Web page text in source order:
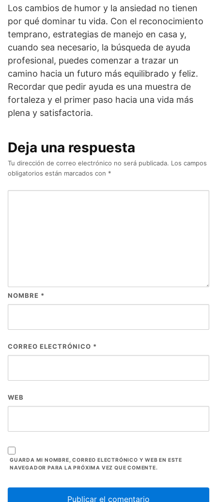
Los cambios de humor y la ansiedad no tienen
por qué dominar tu vida. Con el reconocimiento
temprano, estrategias de manejo en casa y,
cuando sea necesario, la búsqueda de ayuda
profesional, puedes comenzar a trazar un
camino hacia un futuro más equilibrado y feliz.
Recordar que pedir ayuda es una muestra de
fortaleza y el primer paso hacia una vida más
plena y satisfactoria.
Deja una respuesta
Tu dirección de correo electrónico no será publicada. Los campos
obligatorios están marcados con *
NOMBRE *
CORREO ELECTRÓNICO *
WEB
GUARDA MI NOMBRE, CORREO ELECTRÓNICO Y WEB EN ESTE
NAVEGADOR PARA LA PRÓXIMA VEZ QUE COMENTE.